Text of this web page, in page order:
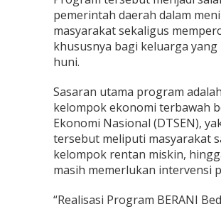
pemerintah daerah dalam
masyarakat sekaligus
khususnya bagi keluarga
huni.
Sasaran utama program
kelompok ekonomi terbawah
Ekonomi Nasional (DTSEN),
tersebut meliputi masyarakat
kelompok rentan miskin,
masih memerlukan intervensi
“Realisasi Program BERANI